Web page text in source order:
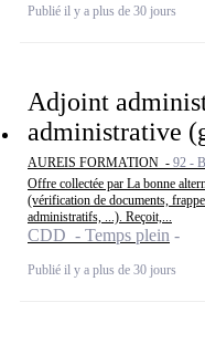
Publié il y a plus de 30 jours
Adjoint
administrative
AUREIS FORMATION - 92 -
Offre collectée par La bonne
(vérification de documents,
administratifs, ...). Reçoit,...
CDD - Temps plein
Publié il y a plus de 30 jours